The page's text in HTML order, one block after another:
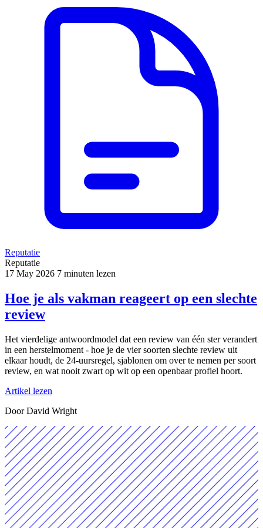
Reputatie
Reputatie
17 May 2026 7 minuten lezen
Hoe je als vakman reageert op een slechte
review
Het vierdelige antwoordmodel dat een review van één ster verandert
in een herstelmoment - hoe je de vier soorten slechte review uit
elkaar houdt, de 24-uursregel, sjablonen om over te nemen per soort
review, en wat nooit zwart op wit op een openbaar profiel hoort.
Artikel lezen
Door David Wright